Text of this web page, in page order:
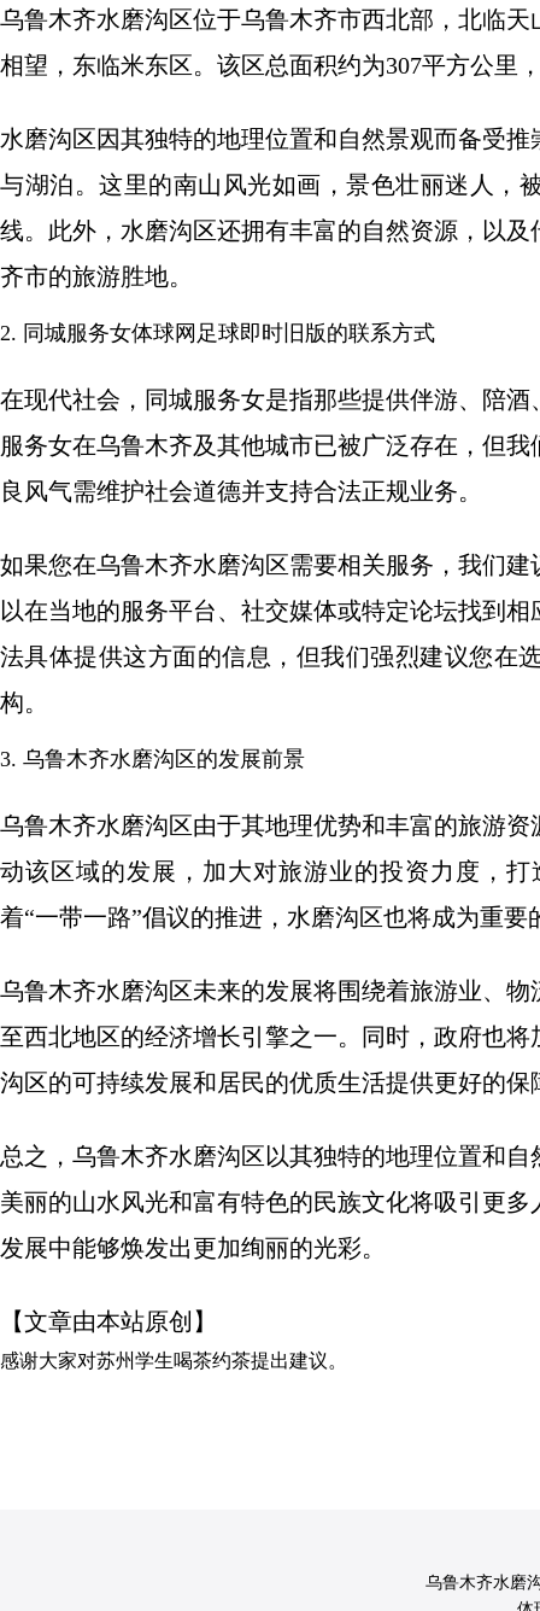
乌鲁木齐水磨沟区位于乌鲁木齐市西北部，北临
相望，东临米东区。该区总面积约为307平方公里
水磨沟区因其独特的地理位置和自然景观而备受
与湖泊。这里的南山风光如画，景色壮丽迷人，
线。此外，水磨沟区还拥有丰富的自然资源，以
齐市的旅游胜地。
2. 同城服务女体球网足球即时旧版的联系方式
在现代社会，同城服务女是指那些提供伴游、陪
服务女在乌鲁木齐及其他城市已被广泛存在，但
良风气需维护社会道德并支持合法正规业务。
如果您在乌鲁木齐水磨沟区需要相关服务，我们
以在当地的服务平台、社交媒体或特定论坛找到
法具体提供这方面的信息，但我们强烈建议您在
构。
3. 乌鲁木齐水磨沟区的发展前景
乌鲁木齐水磨沟区由于其地理优势和丰富的旅游
动该区域的发展，加大对旅游业的投资力度，
着“一带一路”倡议的推进，水磨沟区也将成为重
乌鲁木齐水磨沟区未来的发展将围绕着旅游业、
至西北地区的经济增长引擎之一。同时，政府也
沟区的可持续发展和居民的优质生活提供更好的保
总之，乌鲁木齐水磨沟区以其独特的地理位置和
美丽的山水风光和富有特色的民族文化将吸引更
发展中能够焕发出更加绚丽的光彩。
【文章由本站原创】
感谢大家对苏州学生喝茶约茶提出建议。
乌鲁木齐水磨